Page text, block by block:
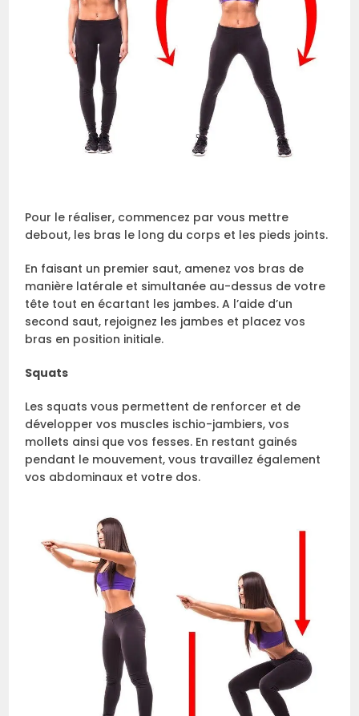
Pour le réaliser, commencez par vous mettre
debout, les bras le long du corps et les pieds joints.
En faisant un premier saut, amenez vos bras de
manière latérale et simultanée au-dessus de votre
tête tout en écartant les jambes. A l’aide d’un
second saut, rejoignez les jambes et placez vos
bras en position initiale.
Squats
Les squats vous permettent de renforcer et de
développer vos muscles ischio-jambiers, vos
mollets ainsi que vos fesses. En restant gainés
pendant le mouvement, vous travaillez également
vos abdominaux et votre dos.